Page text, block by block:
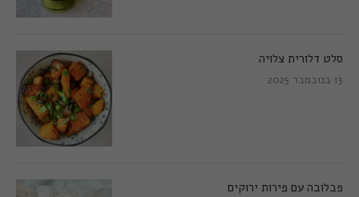
סלט דלורית צלויה
13 בנובמבר 2025
פבלובה עם פירות ירוקים